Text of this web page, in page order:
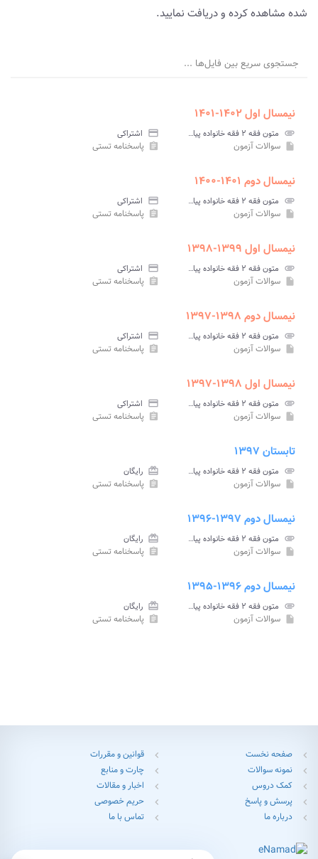
شده مشاهده کرده و دریافت نمایید.
جستجوی سریع بین فایل‌ها ...
نیمسال اول ۱۴۰۲-۱۴۰۱
attachment متون فقه ۲ فقه خانواده پیام نور credit_card اشتراکی
insert_drive_file سوالات آزمون assignment پاسخنامه تستی
نیمسال دوم ۱۴۰۱-۱۴۰۰
attachment متون فقه ۲ فقه خانواده پیام نور credit_card اشتراکی
insert_drive_file سوالات آزمون assignment پاسخنامه تستی
نیمسال اول ۱۳۹۹-۱۳۹۸
attachment متون فقه ۲ فقه خانواده پیام نور credit_card اشتراکی
insert_drive_file سوالات آزمون assignment پاسخنامه تستی
نیمسال دوم ۱۳۹۸-۱۳۹۷
attachment متون فقه ۲ فقه خانواده پیام نور credit_card اشتراکی
insert_drive_file سوالات آزمون assignment پاسخنامه تستی
نیمسال اول ۱۳۹۸-۱۳۹۷
attachment متون فقه ۲ فقه خانواده پیام نور credit_card اشتراکی
insert_drive_file سوالات آزمون assignment پاسخنامه تستی
تابستان ۱۳۹۷
attachment متون فقه ۲ فقه خانواده پیام نور card_giftcard رایگان
insert_drive_file سوالات آزمون assignment پاسخنامه تستی
نیمسال دوم ۱۳۹۷-۱۳۹۶
attachment متون فقه ۲ فقه خانواده پیام نور card_giftcard رایگان
insert_drive_file سوالات آزمون assignment پاسخنامه تستی
نیمسال دوم ۱۳۹۶-۱۳۹۵
attachment متون فقه ۲ فقه خانواده پیام نور card_giftcard رایگان
insert_drive_file سوالات آزمون assignment پاسخنامه تستی
chevron_left صفحه نخست chevron_left قوانین و مقررات
chevron_left نمونه سوالات chevron_left چارت و منابع
chevron_left کمک دروس chevron_left اخبار و مقالات
chevron_left پرسش و پاسخ chevron_left حریم خصوصی
chevron_left درباره ما chevron_left تماس با ما